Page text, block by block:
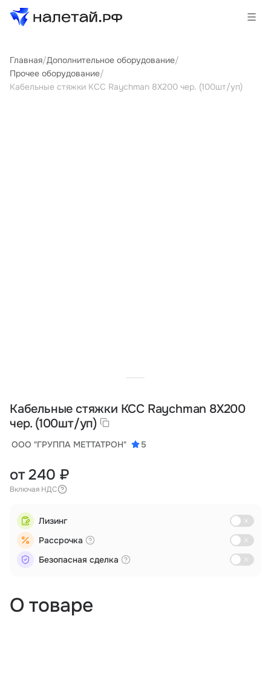
Товары
Главная/Дополнительное оборудование/
Прочее оборудование/
Кабельные стяжки КСС Raychman 8Х200 чер. (100шт/уп)
О товаре
Кабельные стяжки КСС Raychman 8Х200
чер. (100шт/уп)
ООО "ГРУППА МЕТТАТРОН" 5
от 240 ₽
Включая НДС
Лизинг
Рассрочка
Безопасная сделка